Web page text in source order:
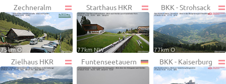
Zechneralm
75km O
Starthaus HKR
77km NW
BKK - Strohsack
77km O
Zielhaus HKR Funtenseetauern BKK - Kaiserburg